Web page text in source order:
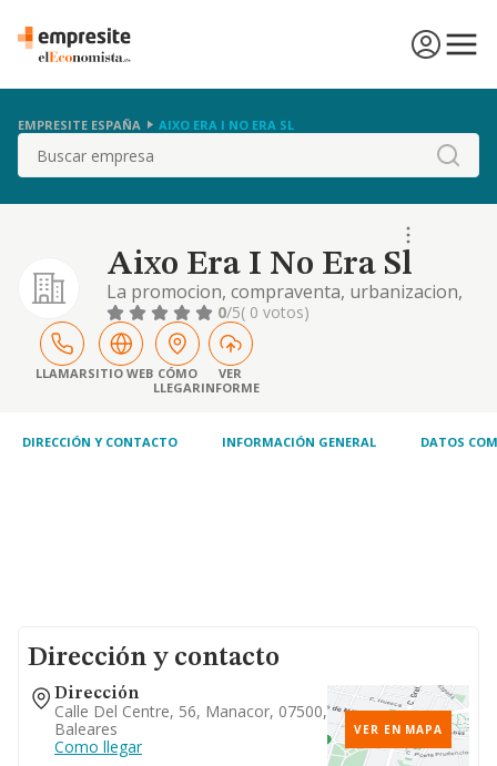
EMPRESITE ESPAÑA AIXO ERA I NO ERA SL
Buscar
Aixo Era I No Era Sl
La promocion, compraventa, urbanizacion,
explotacion y arrendamiento de toda clase
de inmuebles y terrenos; la construccion y
ejecucion de toda clase de obras, por cuenta
propia o de terceros; la realizacion de toda
0/5( 0 votos)
LLAMARSITIO WEB CÓMO
LLEGAR
VER
INFORME
DIRECCIÓN Y CONTACTO INFORMACIÓN GENERAL DATOS
Dirección y contacto
Dirección
Calle Del Centre, 56, Manacor, 07500,
Baleares
Como llegar
VER EN MAPA